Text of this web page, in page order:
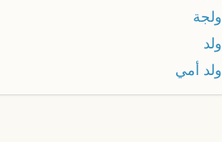
ولجة
ولد
ولد أمي